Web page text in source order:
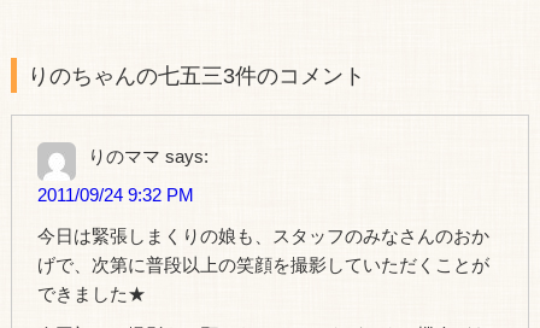
りのちゃんの七五三3件のコメント
りのママ says:
2011/09/24 9:32 PM
今日は緊張しまくりの娘も、スタッフのみなさんのおか
げで、次第に普段以上の笑顔を撮影していただくことが
できました★